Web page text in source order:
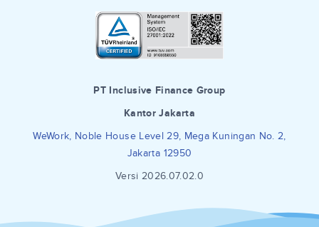
PT Inclusive Finance Group
Kantor Jakarta
WeWork, Noble House Level 29, Mega Kuningan No. 2,
Jakarta 12950
Versi 2026.07.02.0